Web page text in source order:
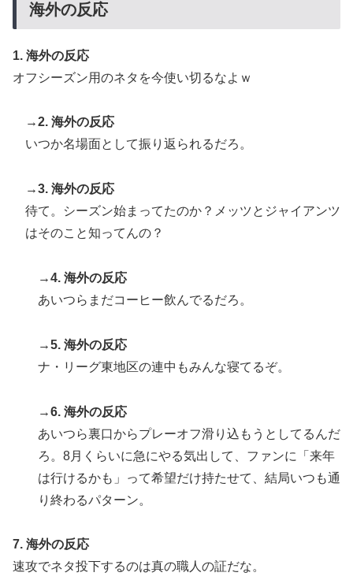
▶ 韓国人「日本は市民意識が高くて他人に迷惑をかけない
▶ 海外「日本の科学者が猫の寿命を2倍に上げる注射剤を
開発。これこそノーベル賞だろ！」
が巨額の正式オファー！現地サポが騒然！【海外の反
応】
の差に海外が大騒ぎ
▶
海外「いいパンチだった」超大物YouYuberが伝説のボ
クサーマイク・タイソンにパンチを食らうｗｗ
海外が大騒ぎ
▶ 韓国人「SKハイニックスが10%台の暴落！外国人投資
な下落‥」
海外の反応
1. 海外の反応
オフシーズン用のネタを今使い切るなよｗ
→2. 海外の反応
いつか名場面として振り返られるだろ。
→3. 海外の反応
待て。シーズン始まってたのか？メッツとジャイアンツ
はそのこと知ってんの？
→4. 海外の反応
あいつらまだコーヒー飲んでるだろ。
→5. 海外の反応
ナ・リーグ東地区の連中もみんな寝てるぞ。
→6. 海外の反応
あいつら裏口からプレーオフ滑り込もうとしてるんだ
ろ。8月くらいに急にやる気出して、ファンに「来年
は行けるかも」って希望だけ持たせて、結局いつも通
り終わるパターン。
7. 海外の反応
速攻でネタ投下するのは真の職人の証だな。